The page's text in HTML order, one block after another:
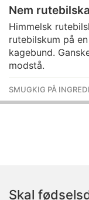
Nem
Himmelsk
rutebilskum på
kagebund.
modstå.
SMUGKIG PÅ
Skal